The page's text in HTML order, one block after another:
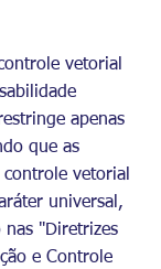
vetorial
apenas
que as
vetorial
universal,
nas "Diretrizes
e Controle